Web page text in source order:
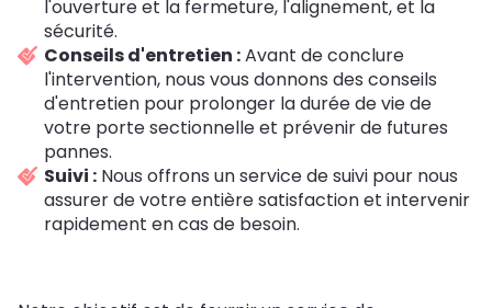
l'ouverture et la fermeture, l'alignement, et la
sécurité.
Conseils d'entretien :Avant de conclure
l'intervention, nous vous donnons des conseils
d'entretien pour prolonger la durée de vie de
votre porte sectionnelle et prévenir de futures
pannes.
Suivi : Nous offrons un service de suivi pour nous
assurer de votre entière satisfaction et intervenir
rapidement en cas de besoin.